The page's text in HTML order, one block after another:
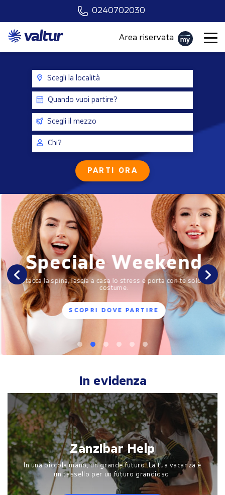
0240702030
Area riservata
Scegli la località
Quando vuoi partire?
Scegli il mezzo
Chi?
PARTI ORA
Speciale Weekend
Stacca la spina, lascia a casa lo stress e porta con te solo il
costume.
SCOPRI DOVE PARTIRE
Previous
In evidenza
Zanzibar Help
In una piccola mano, un grande futuro. La tua vacanza è
un tassello per un futuro grandioso.